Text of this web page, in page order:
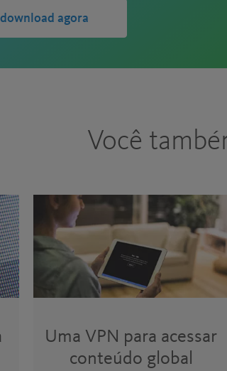
download agora
Você
Uma VPN para acessar
conteúdo global